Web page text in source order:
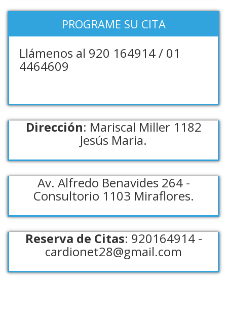
PROGRAME SU CITA
Llámenos al 920 164914 / 01
4464609
Dirección: Mariscal Miller 1182
Jesús Maria.
Av. Alfredo Benavides 264 -
Consultorio 1103 Miraflores.
Reserva de Citas: 920164914 -
cardionet28@gmail.com